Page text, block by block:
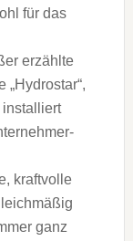
für das
erzählte
kraftvolle
ganz